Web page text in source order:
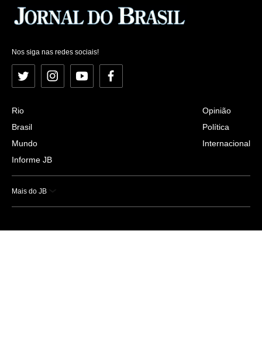
Nos siga nas redes sociais!
Twitter InstagramYouTubeFacebook
Rio
Brasil
Mundo
Informe JB
Opinião
Política
Internacional
Mais do JB
Esportes